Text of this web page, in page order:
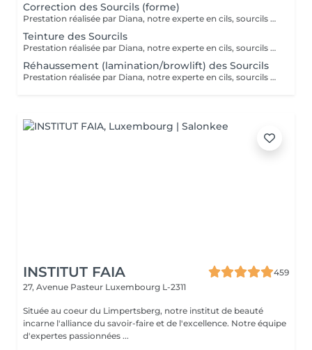
Correction des Sourcils (forme)
Prestation réalisée par Diana, notre experte en cils, sourcils et épilation, avec plus de 10 ans d'expérience, garantissant précision et résultats de haute qualité.
Teinture des Sourcils
Prestation réalisée par Diana, notre experte en cils, sourcils et épilation, avec plus de 10 ans d'expérience, garantissant précision et résultats de haute qualité.
Réhaussement (lamination/browlift) des Sourcils
Prestation réalisée par Diana, notre experte en cils, sourcils et épilation, avec plus de 10 ans d'expérience, garantissant précision et résultats de haute qualité.
INSTITUT FAIA
459
27, Avenue Pasteur Luxembourg L-2311
Située au coeur du Limpertsberg, notre institut de beauté
incarne l'alliance du savoir-faire et de l'excellence. Notre équipe
d'expertes passionnées ...